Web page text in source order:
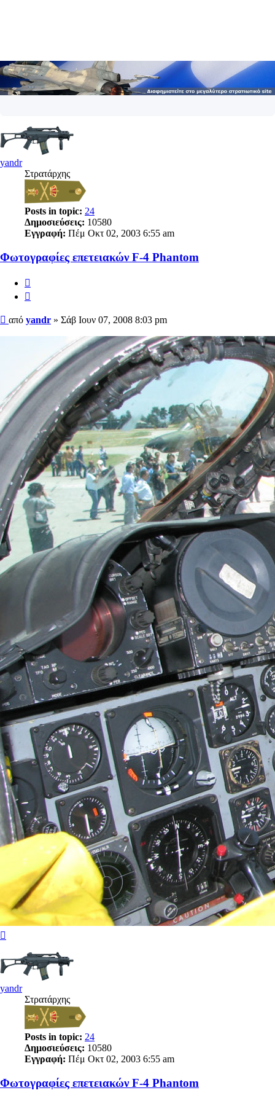
yandr
Στρατάρχης
Posts in topic: 24
Δημοσιεύσεις: 10580
Εγγραφή: Πέμ Οκτ 02, 2003 6:55 am
Φωτογραφίες επετειακών F-4 Phantom
Δημοσίευση
από yandr » Σάβ Ιουν 07, 2008 8:03 pm
yandr
Στρατάρχης
Posts in topic: 24
Δημοσιεύσεις: 10580
Εγγραφή: Πέμ Οκτ 02, 2003 6:55 am
Φωτογραφίες επετειακών F-4 Phantom